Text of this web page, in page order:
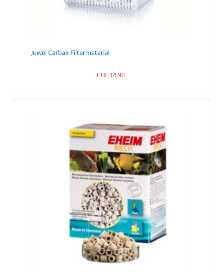
Juwel Carbax Filtermaterial
CHF 14.90